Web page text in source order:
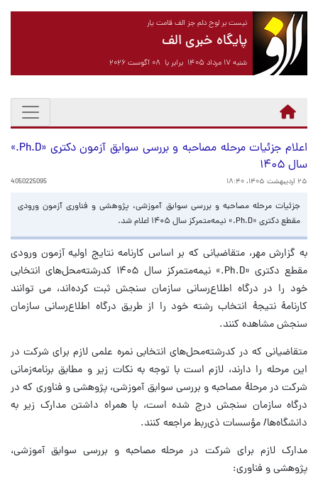
نیست بر لوح دلم جز الف قامت یار
پایگاه خبری الف
شنبه ۱۷ مرداد ۱۴۰۵ برابر با ۰۸ آگوست ۲۰۲۶
اعلام جزئیات مرحله مصاحبه و بررسی سوابق آزمون دکتری «Ph.D.»
سال ۱۴۰۵
۲۵ اردیبهشت ۱۴۰۵، ۱۸:۴۰ 4050225095
جزئیات مرحله مصاحبه و بررسی سوابق آموزشی، پژوهشی و فناوری آزمون ورودی
مقطع دکتری «Ph.D.» نیمه‌متمرکز سال ۱۴۰۵ اعلام شد.
به گزارش مهر، متقاضیانی که بر اساس کارنامه نتایج اولیه آزمون ورودی
مقطع دکتری «Ph.D.» نیمه‌متمرکز سال ۱۴۰۵ کدرشته‌محل‌های انتخابی
خود را در درگاه اطلاع‌رسانی سازمان سنجش ثبت کرده‌اند، می توانند
کارنامۀ نتیجۀ انتخاب رشته خود را از طریق درگاه اطلاع‌رسانی سازمان
سنجش مشاهده کنند.
متقاضیانی که در کدرشته‌محل‌های انتخابی نمره علمی لازم برای شرکت در
این مرحله را دارند، لازم است با توجه به نکات زیر و مطابق برنامه‌زمانی
شرکت در مرحلۀ مصاحبه و بررسی سوابق آموزشی، پژوهشی و فناوری که در
درگاه سازمان سنجش درج شده است، با همراه داشتن مدارک زیر به
دانشگاه‌ها/ مؤسسات ذی‌ربط مراجعه کنند.
مدارک لازم برای شرکت در مرحله مصاحبه و بررسی سوابق آموزشی،
پژوهشی و فناوری: